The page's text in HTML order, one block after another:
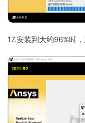
17.安装到大约96%时